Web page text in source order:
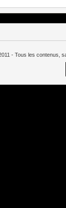
- Tous les contenus,